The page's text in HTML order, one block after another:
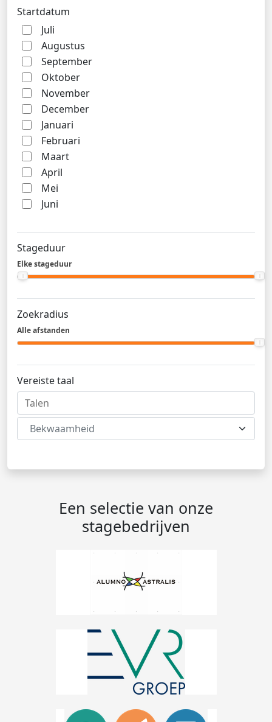
Startdatum
Juli
Augustus
September
Oktober
November
December
Januari
Februari
Maart
April
Mei
Juni
Stageduur
Elke stageduur
Zoekradius
Alle afstanden
Vereiste taal
Bekwaamheid
Een selectie van onze
stagebedrijven